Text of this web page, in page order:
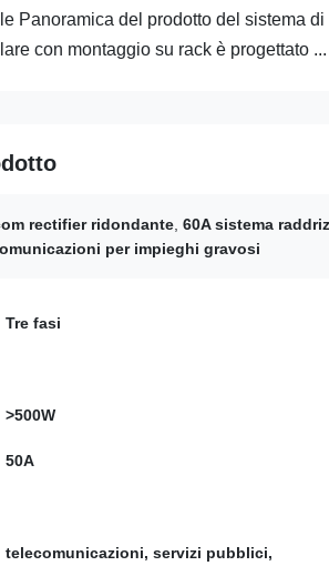
Panoramica del prodotto del sistema
con montaggio su rack è progettato ...
rectifier ridondante 60A sistema
per impieghi gravosi
Tre fasi
>500W
50A
telecomunicazioni, servizi pubblici,